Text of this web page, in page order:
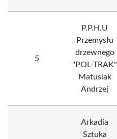
5
P.P.H.U
Przemysłu
drzewnego
"POL-TRAK"
Matusiak
Andrzej
Arkadia
Sztuka